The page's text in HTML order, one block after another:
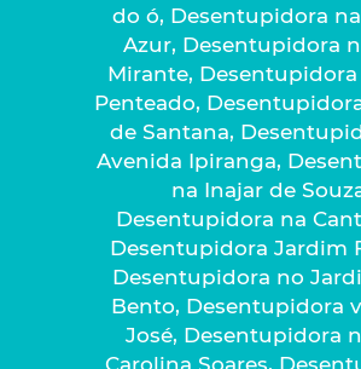
do ó, Desentupidora
Azur, Desentupidora
Mirante, Desentupidora
Penteado,
de Santana,
Avenida Ipiranga,
na Inajar de
Desentupidora na
Desentupidora Jardim
Desentupidora no
Bento, Desentupidora
José, Desentupidora
Carolina Soares,